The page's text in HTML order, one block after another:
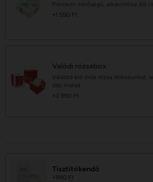
Prémium minőségű, alkalomhoz illő
+1 590 Ft
Valódi rózsabox
Válaszd élő örök rózsa dobozunkat,
dísz marad.
+3 990 Ft
Tisztítókendő
+990 Ft